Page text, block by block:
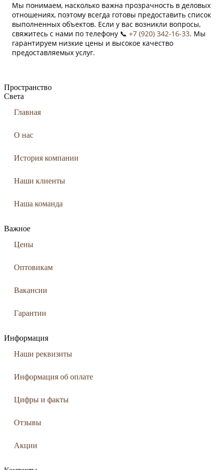
Мы понимаем, насколько важна прозрачность в деловых
отношениях, поэтому всегда готовы предоставить список
выполненных объектов. Если у вас возникли вопросы,
свяжитесь с нами по телефону 📞 +7 (920) 342-16-33. Мы
гарантируем низкие цены и высокое качество
предоставляемых услуг.
Пространство
Света
Главная
О нас
История компании
Наши клиенты
Наша команда
Важное
Цены
Оптовикам
Вакансии
Гарантии
Информация
Наши реквизиты
Информация об оплате
Цифры и факты
Отзывы
Акции